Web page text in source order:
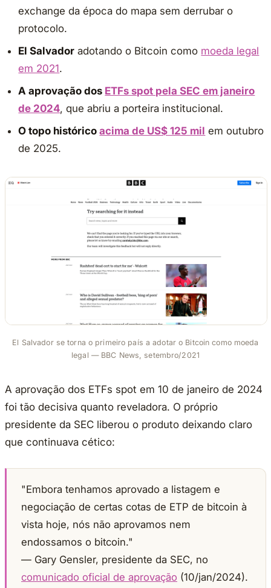
exchange da época do mapa sem derrubar o
protocolo.
El Salvador adotando o Bitcoin como moeda legal
em 2021.
A aprovação dos ETFs spot pela SEC em janeiro
de 2024, que abriu a porteira institucional.
O topo históricoacima de US$ 125 mil em outubro
de 2025.
El Salvador se torna o primeiro país a adotar o Bitcoin como moeda
legal — BBC News, setembro/2021
A aprovação dos ETFs spot em 10 de janeiro de 2024
foi tão decisiva quanto reveladora. O próprio
presidente da SEC liberou o produto deixando claro
que continuava cético:
"Embora tenhamos aprovado a listagem e
negociação de certas cotas de ETP de bitcoin à
vista hoje, nós não aprovamos nem
endossamos o bitcoin."
— Gary Gensler, presidente da SEC, no
comunicado oficial de aprovação (10/jan/2024).